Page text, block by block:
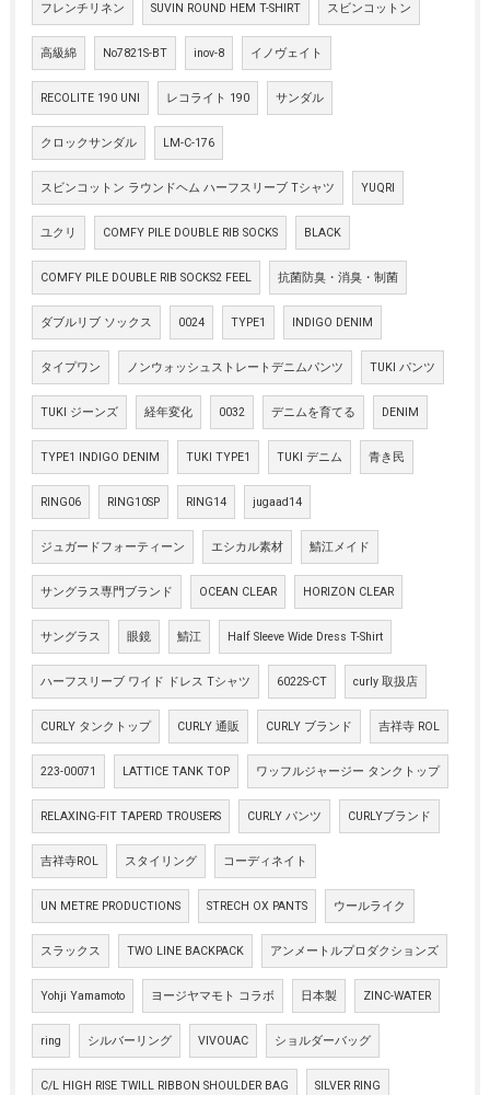
フレンチリネン SUVIN ROUND HEM T-SHIRT スビンコットン
高級綿 No7821S-BT inov-8 イノヴェイト
RECOLITE 190 UNI レコライト 190 サンダル
クロックサンダル LM-C-176
スビンコットン ラウンドヘム ハーフスリーブ Tシャツ YUQRI
ユクリ COMFY PILE DOUBLE RIB SOCKS BLACK
COMFY PILE DOUBLE RIB SOCKS2 FEEL 抗菌防臭・消臭・制菌
ダブルリブ ソックス 0024 TYPE1 INDIGO DENIM
タイプワン ノンウォッシュストレートデニムパンツ TUKI パンツ
TUKI ジーンズ 経年変化 0032 デニムを育てる DENIM
TYPE1 INDIGO DENIM TUKI TYPE1 TUKI デニム 青き民
RING06 RING10SP RING14 jugaad14
ジュガードフォーティーン エシカル素材 鯖江メイド
サングラス専門ブランド OCEAN CLEAR HORIZON CLEAR
サングラス 眼鏡 鯖江 Half Sleeve Wide Dress T-Shirt
ハーフスリーブ ワイド ドレス Tシャツ 6022S-CT curly 取扱店
CURLY タンクトップ CURLY 通販 CURLY ブランド 吉祥寺 ROL
223-00071 LATTICE TANK TOP ワッフルジャージー タンクトップ
RELAXING-FIT TAPERD TROUSERS CURLY パンツ CURLYブランド
吉祥寺ROL スタイリング コーディネイト
UN METRE PRODUCTIONS STRECH OX PANTS ウールライク
スラックス TWO LINE BACKPACK アンメートルプロダクションズ
Yohji Yamamoto ヨージヤマモト コラボ 日本製 ZINC-WATER
ring シルバーリング VIVOUAC ショルダーバッグ
C/L HIGH RISE TWILL RIBBON SHOULDER BAG SILVER RING